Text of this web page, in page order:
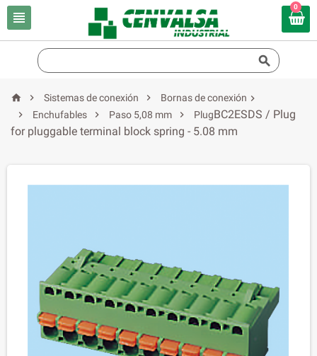

0

  Sistemas de conexión 
Bornas de conexión

Enchufables  Paso 5,08 mm  Plug

BC2ESDS / Plug
for pluggable terminal block spring - 5.08 mm